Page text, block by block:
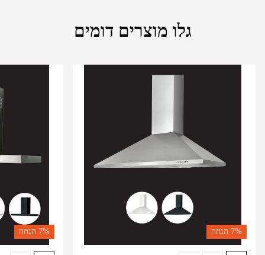
גלו מוצרים דומים
7% הנחה 7% הנחה